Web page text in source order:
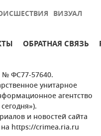
ВИЗУАЛ
ОБРАТНАЯ СВЯЗЬ
№ ФС77-57640.
унитарное
агентство
и новостей сайта
https://crimea.ria.ru